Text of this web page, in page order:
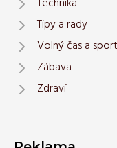
Tipy a rady
Volný čas a sport
Zábava
Zdraví